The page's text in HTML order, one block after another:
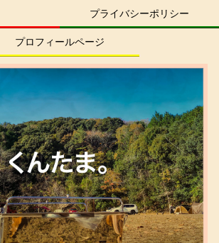
プライバシーポリシー
プロフィールページ